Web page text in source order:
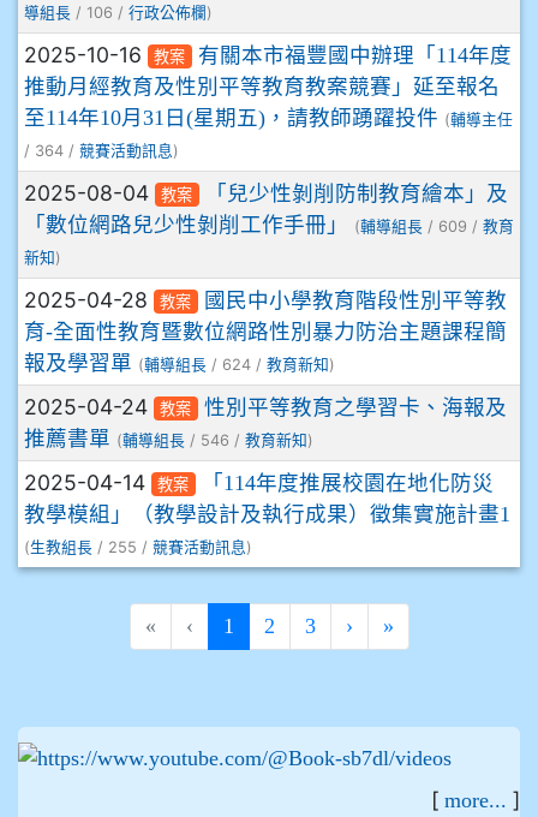
導組長 / 106 / 行政公佈欄 )
2025-10-16 教案
有關本市福豐國中辦理「114年度
推動月經教育及性別平等教育教案競賽」延至報名
至114年10月31日(星期五)，請教師踴躍投件 (輔導主任
/ 364 / 競賽活動訊息 )
2025-08-04 教案
「兒少性剝削防制教育繪本」及
「數位網路兒少性剝削工作手冊」
(輔導組長 / 609 / 教育
新知 )
2025-04-28 教案
國民中小學教育階段性別平等教
育-全面性教育暨數位網路性別暴力防治主題課程簡
報及學習單 (輔導組長 / 624 / 教育新知 )
2025-04-24 教案
性別平等教育之學習卡、海報及
推薦書單 (輔導組長 / 546 / 教育新知 )
2025-04-14 教案
「114年度推展校園在地化防災
教學模組」（教學設計及執行成果）徵集實施計畫1
(生教組長 / 255 / 競賽活動訊息 )
« ‹ 1 (current)
2 3 › »
[ more... ]